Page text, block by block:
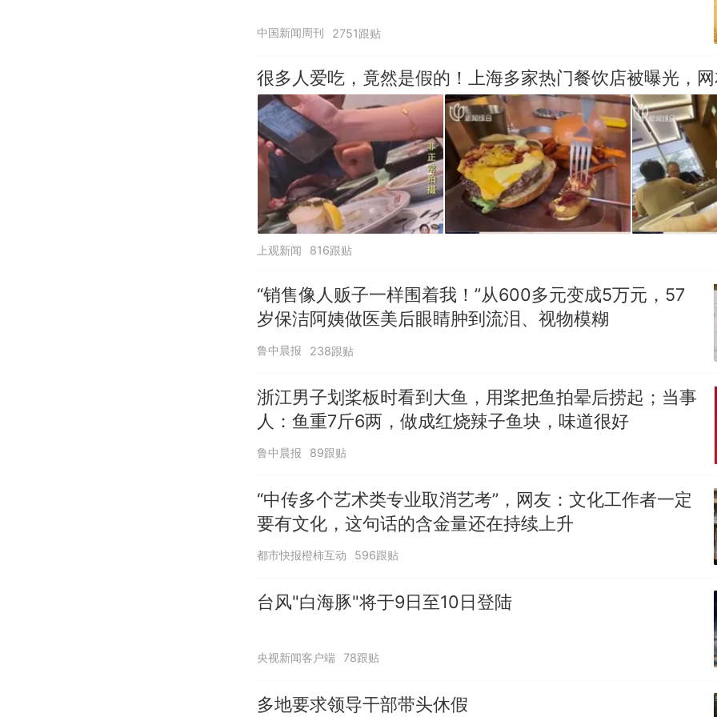
中国新闻周刊 2751跟贴
很多人爱吃，竟然是假的！上海多家热门餐饮店被曝光，
上观新闻 816跟贴
“销售像人贩子一样围着我！”从600多元变成5万元，57
岁保洁阿姨做医美后眼睛肿到流泪、视物模糊
鲁中晨报 238跟贴
浙江男子划桨板时看到大鱼，用桨把鱼拍晕后捞起；当事
人：鱼重7斤6两，做成红烧辣子鱼块，味道很好
鲁中晨报 89跟贴
“中传多个艺术类专业取消艺考”，网友：文化工作者一定
要有文化，这句话的含金量还在持续上升
都市快报橙柿互动 596跟贴
台风"白海豚"将于9日至10日登陆
央视新闻客户端 78跟贴
多地要求领导干部带头休假